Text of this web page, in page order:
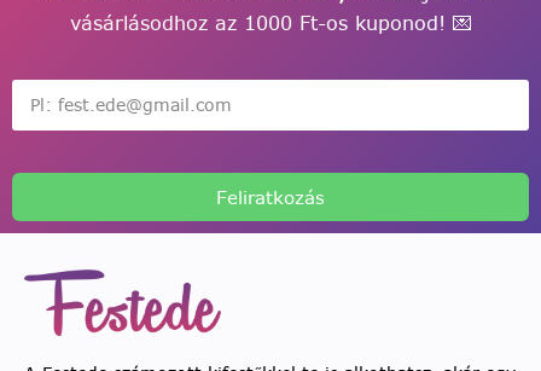
vásárlásodhoz az 1000 Ft-os kuponod! 💌
Feliratkozás